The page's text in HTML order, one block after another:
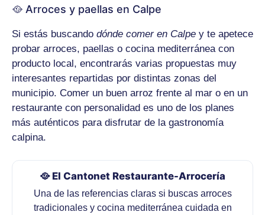
🥘 Arroces y paellas en Calpe
Si estás buscando dónde comer en Calpe y te apetece
probar arroces, paellas o cocina mediterránea con
producto local, encontrarás varias propuestas muy
interesantes repartidas por distintas zonas del
municipio. Comer un buen arroz frente al mar o en un
restaurante con personalidad es uno de los planes
más auténticos para disfrutar de la gastronomía
calpina.
🥘 El Cantonet Restaurante-Arrocería
Una de las referencias claras si buscas arroces
tradicionales y cocina mediterránea cuidada en